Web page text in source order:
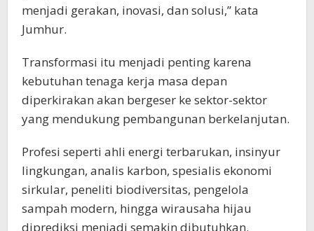
menjadi gerakan, inovasi, dan solusi,” kata
Jumhur.
Transformasi itu menjadi penting karena
kebutuhan tenaga kerja masa depan
diperkirakan akan bergeser ke sektor-sektor
yang mendukung pembangunan berkelanjutan.
Profesi seperti ahli energi terbarukan, insinyur
lingkungan, analis karbon, spesialis ekonomi
sirkular, peneliti biodiversitas, pengelola
sampah modern, hingga wirausaha hijau
diprediksi menjadi semakin dibutuhkan.